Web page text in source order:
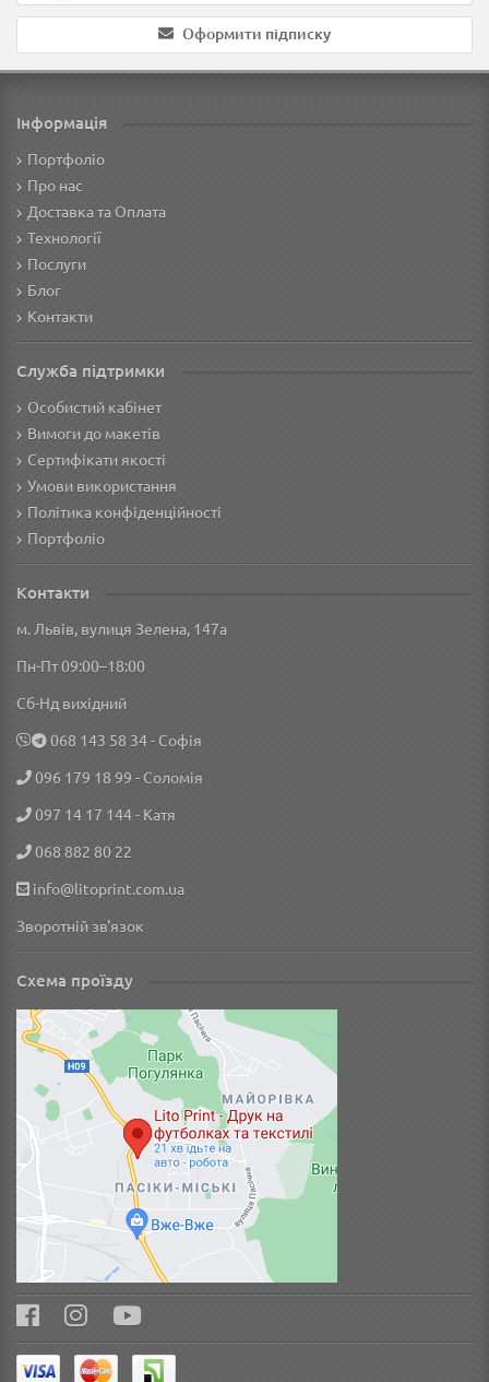
Оформити підписку
Інформація
Портфоліо
Про нас
Доставка та Оплата
Технології
Послуги
Блог
Контакти
Служба підтримки
Особистий кабінет
Вимоги до макетів
Сертифікати якості
Умови використання
Політика конфіденційності
Портфоліо
Контакти
м. Львів, вулиця Зелена, 147а
Пн-Пт 09:00–18:00
Сб-Нд вихідний
‎068 143 58 34- Софія
096 179 18 99 - Соломія
097 14 17 144- Катя
068 882 80 22
info@litoprint.com.ua
Зворотній зв'язок
Схема проїзду